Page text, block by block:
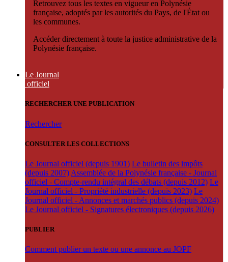
Retrouvez tous les textes en vigueur en Polynésie
française, adoptés par les autorités du Pays, de l'État ou
les communes.
Accéder directement à toute la justice administrative de la
Polynésie française.
Le Journal
officiel
RECHERCHER UNE PUBLICATION
Rechercher
CONSULTER LES COLLECTIONS
Le Journal officiel (depuis 1901) Le bulletin des impôts
(depuis 2007) Assemblée de la Polynésie française - Journal
officiel - Compte-rendu intégral des débats (depuis 2012) Le
Journal officiel - Propriété industrielle (depuis 2023) Le
Journal officiel - Annonces et marchés publics (depuis 2024)
Le Journal officiel - Signatures électroniques (depuis 2026)
PUBLIER
Comment publier un texte ou une annonce au JOPF